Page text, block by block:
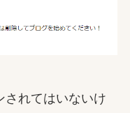
されてはいないけ